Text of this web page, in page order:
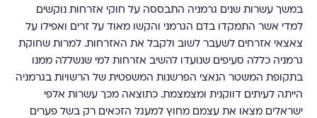
במשך עשרות שנים גרמניה התבססה על חוקי אזרחות נוקשים
למדי אשר התמקדו בדם הגרמני והקשו מאוד על זרים ואפילו על
צאצאי אזרחים לשעבר לשוב ולקבל את האזרחות. למרות שחוקת
גרמניה כללה סעיפים שנועדו להשיב אזרחות למי שנשללה ממנו
בתקופת המשטר הנאצי הפרשנות המשפטית של הרשויות בגרמניה
הייתה לעיתים דווקנית ומצמצמת. כתוצאה מכך עשרות אלפי
ישראלים מצאו את עצמם מחוץ למעגל הזכאים רק בשל פערים